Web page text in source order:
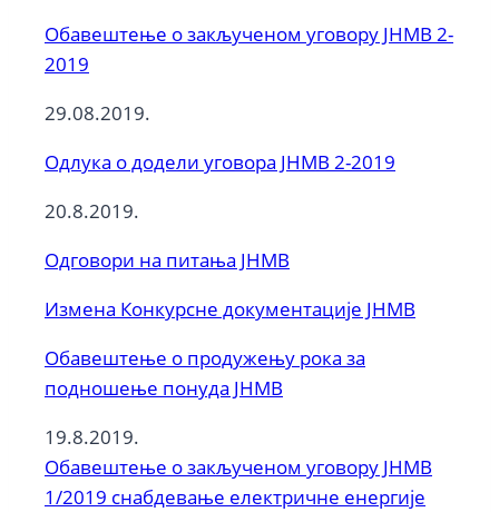
Обавештење о закљученом уговору ЈНМВ 2-
2019
29.08.2019.
Одлука о додели уговора ЈНМВ 2-2019
20.8.2019.
Одговори на питања ЈНМВ
Измена Конкурсне документације ЈНМВ
Обавештење о продужењу рока за
подношење понуда ЈНМВ
19.8.2019.
Обавештење о закљученом уговору ЈНМВ
1/2019 снабдевање електричне енергије